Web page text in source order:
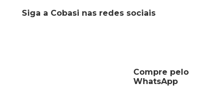
Siga a Cobasi nas redes sociais
Compre pelo
WhatsApp